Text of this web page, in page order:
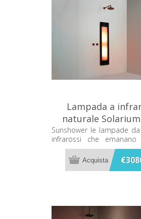
Lampada a
naturale
Sunshower One M
M0102
Sunshower le lampade
infrarossi che
terapeutico mentre ti fai la